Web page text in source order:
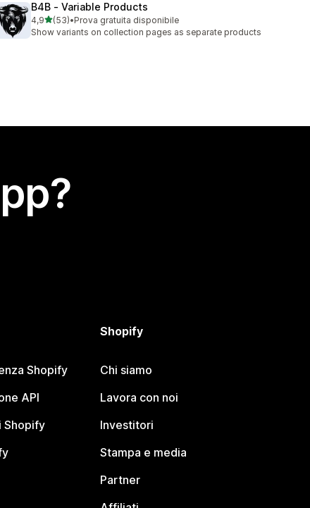
B4B ‑ Variable Products
4,9stelle su 5
(53)
53 recensioni totali
•Prova gratuita disponibile
Show variants on collection pages as separate products
Shopify
API
Shopify
Shopify
Chi siamo
Lavora con noi
Investitori
Stampa e media
Partner